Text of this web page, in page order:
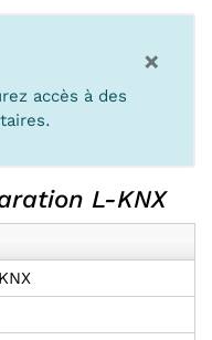
×
accès à des
L-KNX